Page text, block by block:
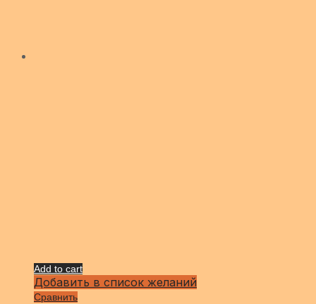
Add to cart
Добавить в список желаний
Сравнить